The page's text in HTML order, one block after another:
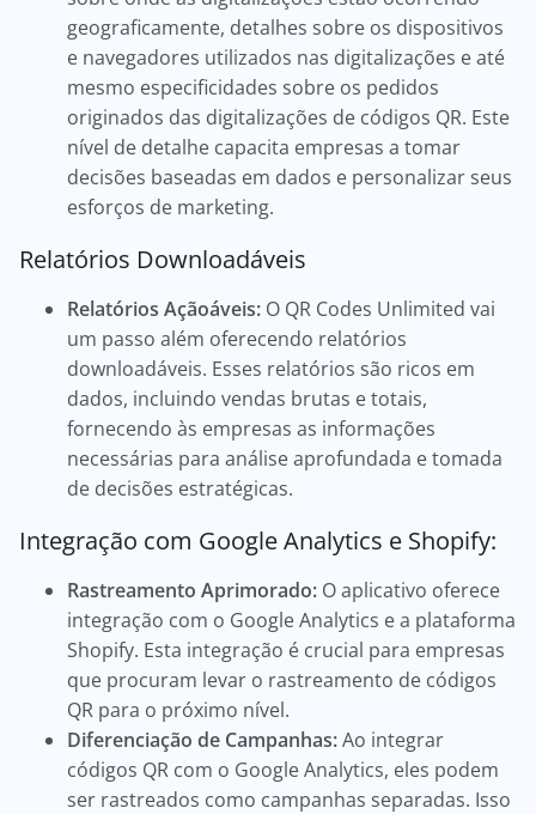
geograficamente, detalhes sobre os dispositivos
e navegadores utilizados nas digitalizações e até
mesmo especificidades sobre os pedidos
originados das digitalizações de códigos QR. Este
nível de detalhe capacita empresas a tomar
decisões baseadas em dados e personalizar seus
esforços de marketing.
Relatórios Downloadáveis
Relatórios Açãoáveis: O QR Codes Unlimited vai
um passo além oferecendo relatórios
downloadáveis. Esses relatórios são ricos em
dados, incluindo vendas brutas e totais,
fornecendo às empresas as informações
necessárias para análise aprofundada e tomada
de decisões estratégicas.
Integração com Google Analytics e Shopify:
Rastreamento Aprimorado: O aplicativo oferece
integração com o Google Analytics e a plataforma
Shopify. Esta integração é crucial para empresas
que procuram levar o rastreamento de códigos
QR para o próximo nível.
Diferenciação de Campanhas:Ao integrar
códigos QR com o Google Analytics, eles podem
ser rastreados como campanhas separadas. Isso